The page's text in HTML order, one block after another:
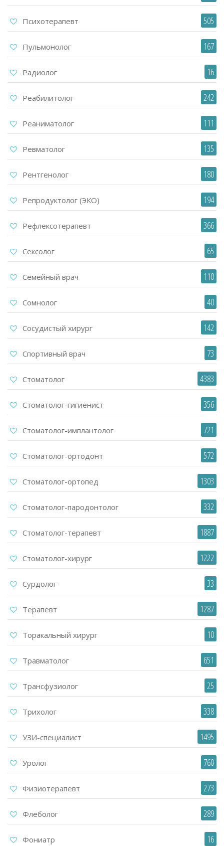
Психотерапевт 505
Пульмонолог 167
Радиолог 16
Реабилитолог 242
Реаниматолог 111
Ревматолог 135
Рентгенолог 180
Репродуктолог (ЭКО) 194
Рефлексотерапевт 366
Сексолог 65
Семейный врач 110
Сомнолог 40
Сосудистый хирург 142
Спортивный врач 73
Стоматолог 4383
Стоматолог-гигиенист 356
Стоматолог-имплантолог 721
Стоматолог-ортодонт 572
Стоматолог-ортопед 1303
Стоматолог-пародонтолог 332
Стоматолог-терапевт 1887
Стоматолог-хирург 1222
Сурдолог 33
Терапевт 1287
Торакальный хирург 10
Травматолог 651
Трансфузиолог 25
Трихолог 338
УЗИ-специалист 1495
Уролог 760
Физиотерапевт 273
Флеболог 289
Фониатр 16